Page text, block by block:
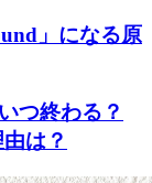
」になる原
つ終わる？
は？